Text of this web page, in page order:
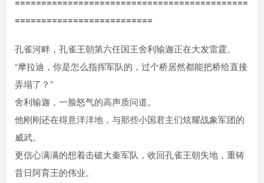
==========================
孔雀河畔，孔雀王朝第六任国王舍利输迦正在大发雷霆。
“摩拉迪，你是怎么指挥军队的，过个桥居然都能把桥给直接
弄塌了？”
舍利输迦，一脸怒气的高声质问道。
他刚刚还在得意洋洋地，与那些小国君主们炫耀战象军团的
威武。
更信心满满的想着击破大秦军队，收回孔雀王朝失地，重铸
昔日阿育王的伟业。